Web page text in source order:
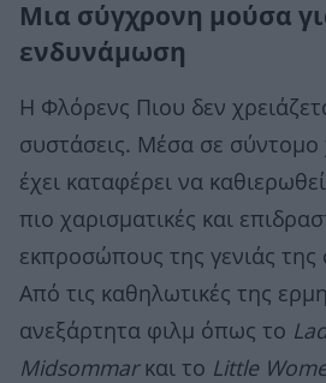
Μια σύγχρονη μούσα
ενδυνάμωση
Η Φλόρενς Πιου δεν
συστάσεις. Μέσα σε σύντομο
έχει καταφέρει να
πιο χαρισματικές και
εκπροσώπους της γενιάς της
Από τις καθηλωτικές της
ανεξάρτητα φιλμ όπως το
Midsommarκαι το Little